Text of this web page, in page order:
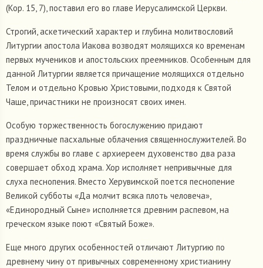
(Кор. 15, 7), поставил его во главе Иерусалимской Церкви.
Строгий, аскетический характер и глубина молитвословий
Литургии апостола Иакова возводят молящихся ко временам
первых мучеников и апостольских преемников. Особенным для
данной Литургии является причащение молящихся отдельно
Телом и отдельно Кровью Христовыми, подходя к Святой
Чаше, причастники не произносят своих имен.
Особую торжественность богослужению придают
праздничные пасхальные облачения священнослужителей. Во
время службы во главе с архиереем духовенство два раза
совершает обход храма. Хор исполняет непривычные для
слуха песнопения. Вместо Херувимской поется песнопение
Великой субботы «Да молчит всяка плоть человеча»,
«Единородный Сыне» исполняется древним распевом, на
греческом языке поют «Святый Боже».
Еще много других особенностей отличают Литургию по
древнему чину от привычных современному христианину